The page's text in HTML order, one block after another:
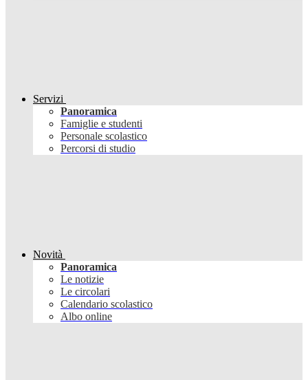
Servizi
Panoramica
Famiglie e studenti
Personale scolastico
Percorsi di studio
Novità
Panoramica
Le notizie
Le circolari
Calendario scolastico
Albo online